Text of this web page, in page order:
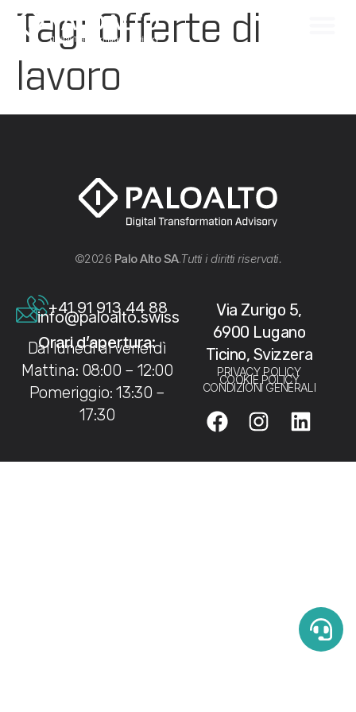
Tag: Offerte di
lavoro
©2026 Palo Alto SA.Tutti i diritti riservati.
Via Zurigo 5,
6900 Lugano
Ticino, Svizzera
PRIVACY POLICY
COOKIE POLICY
CONDIZIONI GENERALI
+41 91 913 44 88
info@paloalto.swiss
Orari d’apertura:
Dal lunedì al venerdì
Mattina: 08:00 – 12:00
Pomeriggio: 13:30 –
17:30